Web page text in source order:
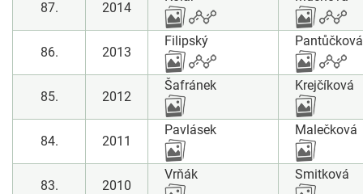
87. 2014
86. 2013
Filipský Pantůčková
85. 2012
Šafránek Krejčíková
84. 2011
Pavlásek Malečková
83. 2010
Vrňák Smitková